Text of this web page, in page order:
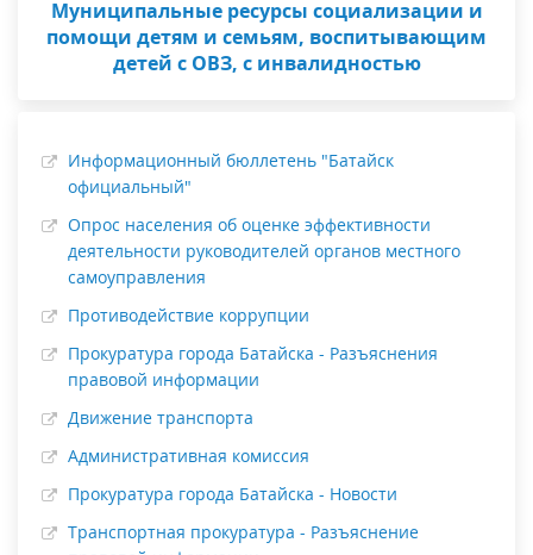
Муниципальные ресурсы социализации и
помощи детям и семьям, воспитывающим
детей с ОВЗ, с инвалидностью
Информационный бюллетень "Батайск
официальный"
Опрос населения об оценке эффективности
деятельности руководителей органов местного
самоуправления
Противодействие коррупции
Прокуратура города Батайска - Разъяснения
правовой информации
Движение транспорта
Административная комиссия
Прокуратура города Батайска - Новости
Транспортная прокуратура - Разъяснение